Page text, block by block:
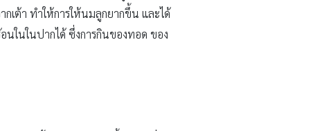
เต้า ทำให้การให้นมลูกยากขึ้น และได้
ในในปากได้ ซึ่งการกินของทอด ของ